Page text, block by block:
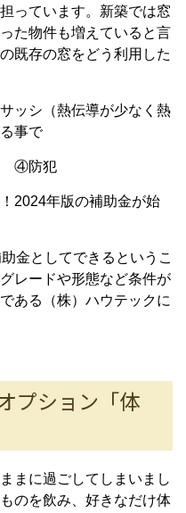
っています。新築では窓
た物件も増えていると言
既存の窓をどう利用した
ッシ（熱伝導が少なく熱
事で
④防犯
2024年版の補助金が始
金としてできるというこ
レードや形態など条件が
ある（株）ハウテックに
プション「体
まに過ごしてしまいまし
のを飲み、好きなだけ体